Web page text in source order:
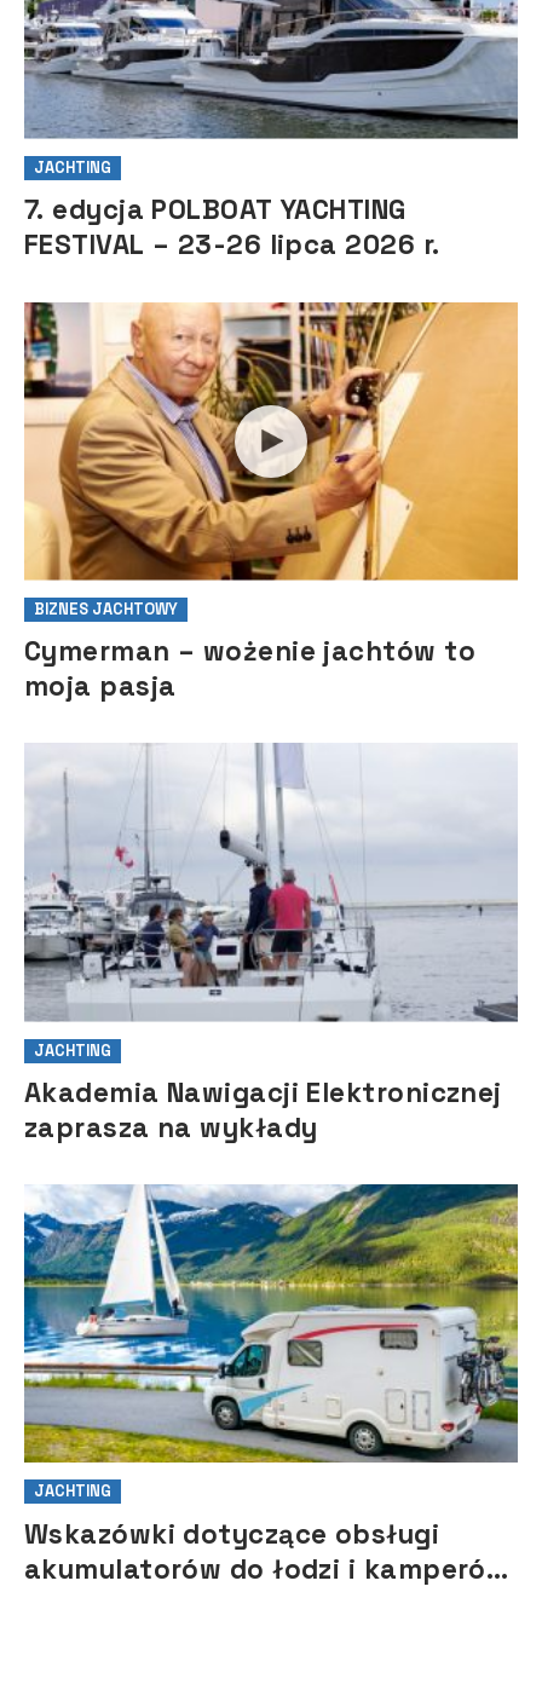
JACHTING
7. edycja POLBOAT YACHTING
FESTIVAL – 23-26 lipca 2026 r.
BIZNES JACHTOWY
Cymerman – wożenie jachtów to
moja pasja
JACHTING
Akademia Nawigacji Elektronicznej
zaprasza na wykłady
JACHTING
Wskazówki dotyczące obsługi
akumulatorów do łodzi i kamperów